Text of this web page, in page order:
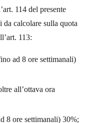
114 del presente
da calcolare sulla quota
113:
ad 8 ore settimanali)
all’ottava ora
8 ore settimanali) 30%;